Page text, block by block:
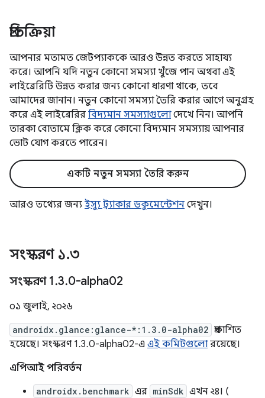
প্রতিক্রিয়া
আপনার মতামত জেটপ্যাককে আরও উন্নত করতে সাহায্য
করে। আপনি যদি নতুন কোনো সমস্যা খুঁজে পান অথবা এই
লাইব্রেরিটি উন্নত করার জন্য কোনো ধারণা থাকে, তবে
আমাদের জানান। নতুন কোনো সমস্যা তৈরি করার আগে অনুগ্রহ
করে এই লাইব্রেরির বিদ্যমান সমস্যাগুলোদেখে নিন। আপনি
তারকা বোতামে ক্লিক করে কোনো বিদ্যমান সমস্যায় আপনার
ভোট যোগ করতে পারেন।
একটি নতুন সমস্যা তৈরি করুন
আরও তথ্যের জন্য ইস্যু ট্র্যাকার ডকুমেন্টেশন দেখুন।
সংস্করণ ১.৩
সংস্করণ 1.3.0-alpha02
০১ জুলাই, ২০২৬
androidx.glance:glance-*:1.3.0-alpha02 প্রকাশিত
হয়েছে। সংস্করণ 1.3.0-alpha02-এ এই কমিটগুলোরয়েছে।
এপিআই পরিবর্তন
androidx.benchmark এর minSdk এখন ২৪। (